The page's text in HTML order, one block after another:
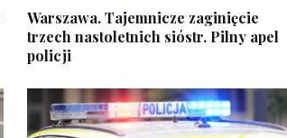
Warszawa. Tajemnicze zaginięcie
trzech nastoletnich sióstr. Pilny apel
policji